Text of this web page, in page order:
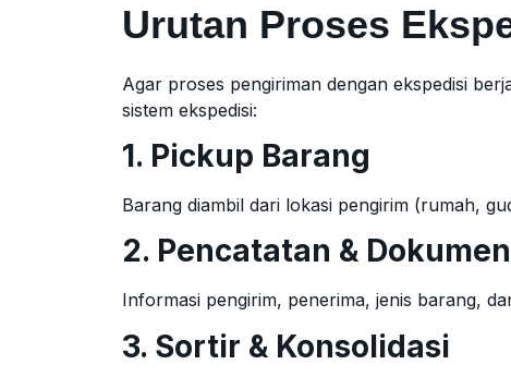
Urutan Proses
Agar proses pengiriman dengan ekspedisi
sistem ekspedisi:
1. Pickup Barang
Barang diambil dari lokasi pengirim (rumah,
2. Pencatatan &
Informasi pengirim, penerima, jenis barang,
3. Sortir & Konsolidasi